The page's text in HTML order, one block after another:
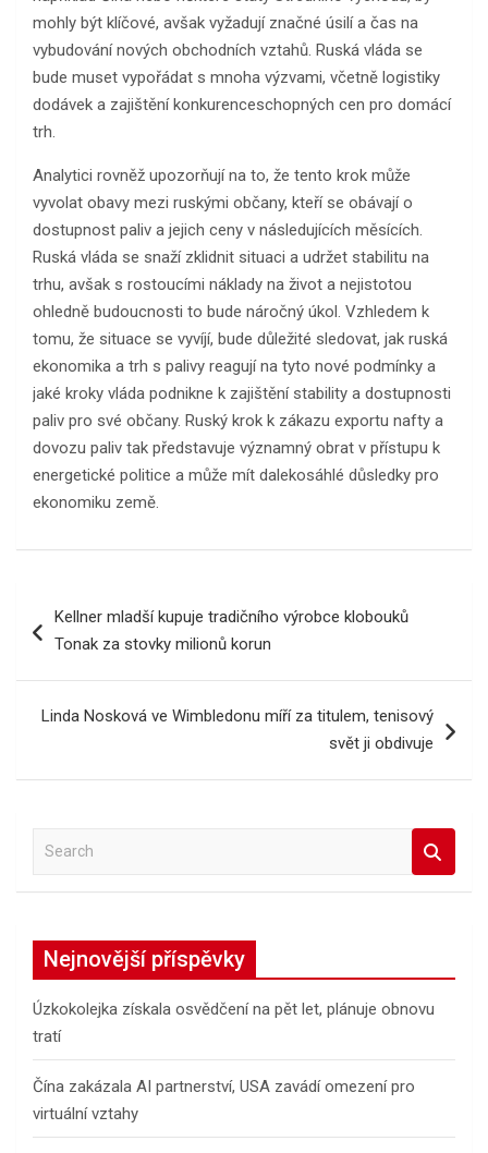
mohly být klíčové, avšak vyžadují značné úsilí a čas na
vybudování nových obchodních vztahů. Ruská vláda se
bude muset vypořádat s mnoha výzvami, včetně logistiky
dodávek a zajištění konkurenceschopných cen pro domácí
trh.
Analytici rovněž upozorňují na to, že tento krok může
vyvolat obavy mezi ruskými občany, kteří se obávají o
dostupnost paliv a jejich ceny v následujících měsících.
Ruská vláda se snaží zklidnit situaci a udržet stabilitu na
trhu, avšak s rostoucími náklady na život a nejistotou
ohledně budoucnosti to bude náročný úkol. Vzhledem k
tomu, že situace se vyvíjí, bude důležité sledovat, jak ruská
ekonomika a trh s palivy reagují na tyto nové podmínky a
jaké kroky vláda podnikne k zajištění stability a dostupnosti
paliv pro své občany. Ruský krok k zákazu exportu nafty a
dovozu paliv tak představuje významný obrat v přístupu k
energetické politice a může mít dalekosáhlé důsledky pro
ekonomiku země.
proKellner mladší kupuje tradičního výrobce klobouků
Tonak za stovky milionů korun
Linda Nosková ve Wimbledonu míří za titulem, tenisový
svět ji obdivuje
a
h
Nejnovější příspěvky
Úzkokolejka získala osvědčení na pět let, plánuje obnovu
tratí
Čína zakázala AI partnerství, USA zavádí omezení pro
virtuální vztahy